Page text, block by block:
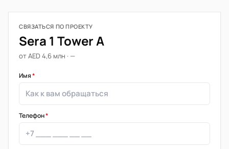
СВЯЗАТЬСЯ ПО ПРОЕКТУ
Sera 1 Tower A
от AED 4,6 млн · —
Имя*
Телефон*